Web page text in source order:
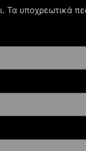
Τα υποχρεωτικά